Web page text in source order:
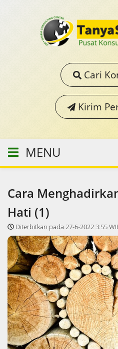
Cari
Kirim
MENU
Cara
Hati (1)
Diterbitkan pada 27-6-2022 3:55